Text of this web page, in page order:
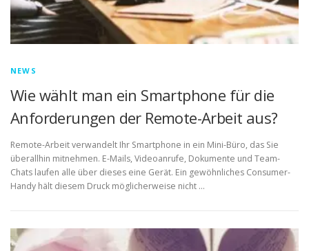
NEWS
Wie wählt man ein Smartphone für die
Anforderungen der Remote-Arbeit aus?
Remote-Arbeit verwandelt Ihr Smartphone in ein Mini-Büro, das Sie
überallhin mitnehmen. E-Mails, Videoanrufe, Dokumente und Team-
Chats laufen alle über dieses eine Gerät. Ein gewöhnliches Consumer-
Handy hält diesem Druck möglicherweise nicht …